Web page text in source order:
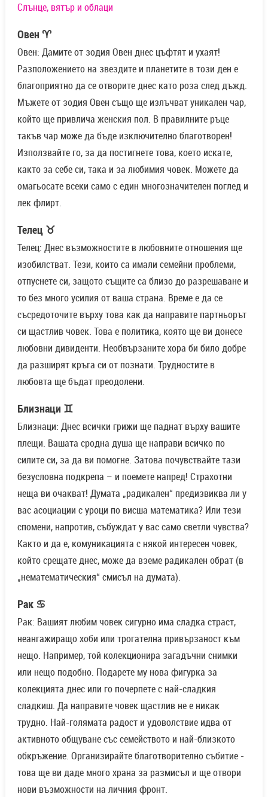
Слънце, вятър и облаци
Овен ♈
Овен: Дамите от зодия Овен днес цъфтят и ухаят!
Разположението на звездите и планетите в този ден е
благоприятно да се отворите днес като роза след дъжд.
Мъжете от зодия Овен също ще излъчват уникален чар,
който ще привлича женския пол. В правилните ръце
такъв чар може да бъде изключително благотворен!
Използвайте го, за да постигнете това, което искате,
както за себе си, така и за любимия човек. Можете да
омагьосате всеки само с един многозначителен поглед и
лек флирт.
Телец ♉
Телец: Днес възможностите в любовните отношения ще
изобилстват. Тези, които са имали семейни проблеми,
отпуснете си, защото същите са близо до разрешаване и
то без много усилия от ваша страна. Време е да се
съсредоточите върху това как да направите партньорът
си щастлив човек. Това е политика, която ще ви донесе
любовни дивиденти. Необвързаните хора би било добре
да разширят кръга си от познати. Трудностите в
любовта ще бъдат преодолени.
Близнаци ♊
Близнаци: Днес всички грижи ще паднат върху вашите
плещи. Вашата сродна душа ще направи всичко по
силите си, за да ви помогне. Затова почувствайте тази
безусловна подкрепа – и поемете напред! Страхотни
неща ви очакват! Думата „радикален“ предизвиква ли у
вас асоциации с уроци по висша математика? Или тези
спомени, напротив, събуждат у вас само светли чувства?
Както и да е, комуникацията с някой интересен човек,
който срещате днес, може да вземе радикален обрат (в
„нематематическия“ смисъл на думата).
Рак ♋
Рак: Вашият любим човек сигурно има сладка страст,
неангажиращо хоби или трогателна привързаност към
нещо. Например, той колекционира загадъчни снимки
или нещо подобно. Подарете му нова фигурка за
колекцията днес или го почерпете с най-сладкия
сладкиш. Да направите човек щастлив не е никак
трудно. Най-голямата радост и удоволствие идва от
активното общуване със семейството и най-близкото
обкръжение. Организирайте благотворително събитие -
това ще ви даде много храна за размисъл и ще отвори
нови възможности на личния фронт.